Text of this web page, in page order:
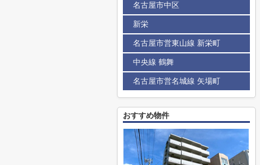
名古屋市中区
新栄
名古屋市営東山線 新栄町
中央線 鶴舞
名古屋市営名城線 矢場町
おすすめ物件